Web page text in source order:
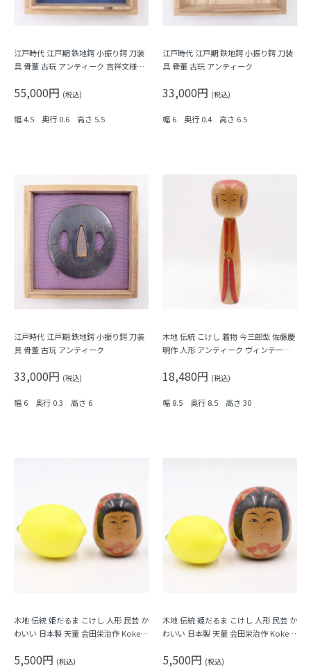
江戸時代 江戸期 鉄地鍔 小振り鍔 刀装
具 骨董 古玩 アンティーク 吉祥文様
55,000円 (税込)
幅 4.5 奥行 0.6 高さ 5.5
江戸時代 江戸期 鉄地鍔 小振り鍔 刀装
具 骨董 古玩 アンティーク
33,000円 (税込)
幅 6 奥行 0.4 高さ 6.5
江戸時代 江戸期 鉄地鍔 小振り鍔 刀装
具 骨董 古玩 アンティーク
33,000円 (税込)
幅 6 奥行 0.3 高さ 6
木地 伝統 こけし 着物 今三郎型 佐藤慶
明作 人形 アンティーク ヴィンテージ
eshi
18,480円 (税込)
幅 8.5 奥行 8.5 高さ 30
木地 伝統 姫だるま こけし 人形 民芸 か
わいい 日本製 天童 会田栄治作 Kokesh
5,500円 (税込)
木地 伝統 姫だるま こけし 人形 民芸 か
わいい 日本製 天童 会田栄治作 Kokesh
5,500円 (税込)